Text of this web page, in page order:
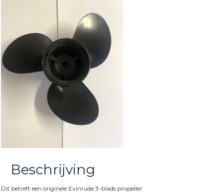
Beschrijving
Dit betreft een originele Evinrude 3-blads propeller.